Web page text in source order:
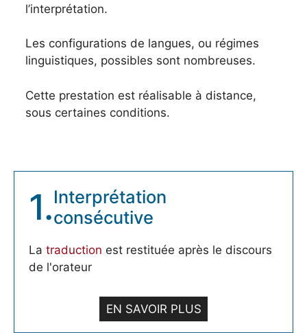
l’interprétation.
Les configurations de langues, ou régimes
linguistiques, possibles sont nombreuses.
Cette prestation est réalisable à distance,
sous certaines conditions.
1.Interprétation
consécutive
Latraduction est restituée après le discours
de l'orateur
EN SAVOIR PLUS